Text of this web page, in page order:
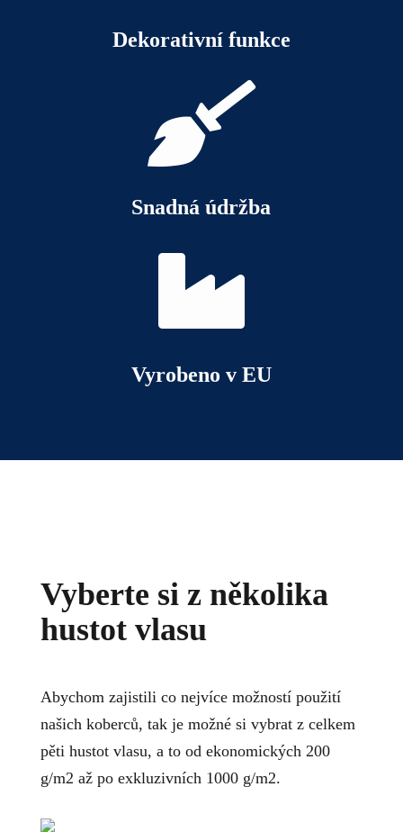
Dekorativní funkce

Snadná údržba

Vyrobeno v EU
Vyberte si z několika
hustot vlasu
Abychom zajistili co nejvíce možností použití
našich koberců, tak je možné si vybrat z celkem
pěti hustot vlasu, a to od ekonomických 200
g/m2 až po exkluzivních 1000 g/m2.